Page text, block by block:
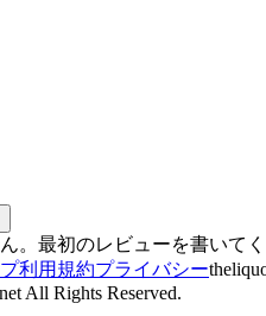
。最初のレビューを書いてく
利用規約プライバシー
All Rights Reserved.